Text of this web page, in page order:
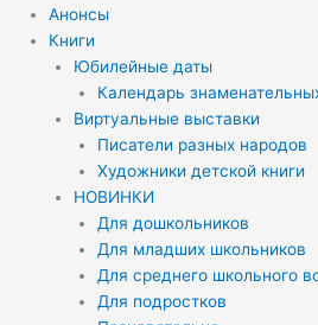
Анонсы
Книги
Юбилейные даты
Календарь
Виртуальные выставки
Писатели разных народов
Художники детской книги
НОВИНКИ
Для дошкольников
Для младших школьников
Для среднего школьного
Для подростков